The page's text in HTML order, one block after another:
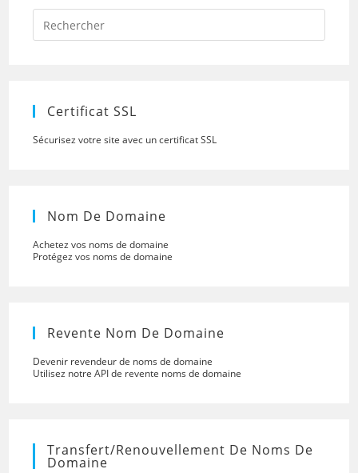
Press
to
Certificat SSL
Sécurisez votre site avec un certificat SSL
Nom De Domaine
Achetez vos noms de domaine
Protégez vos noms de domaine
Revente Nom De Domaine
Devenir revendeur de noms de domaine
Utilisez notre API de revente noms de domaine
Transfert/renouvellement De Noms De
Domaine